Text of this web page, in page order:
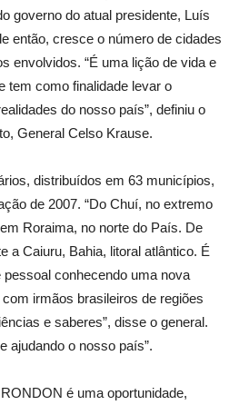
governo do atual presidente, Luís
então, cresce o número de cidades
envolvidos. “É uma lição de vida e
tem como finalidade levar o
do nosso país”, definiu o
General Celso Krause.
distribuídos em 63 municípios,
de 2007. “Do Chuí, no extremo
Roraima, no norte do País. De
a Caiuru, Bahia, litoral atlântico. É
conhecendo uma nova
irmãos brasileiros de regiões
e saberes”, disse o general.
ajudando o nosso país”.
é uma oportunidade,